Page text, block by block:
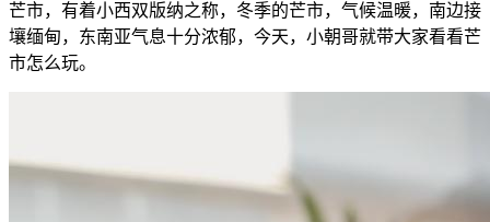
芒市，有着小西双版纳之称，冬季的芒市，气候温暖，南边接
壤缅甸，东南亚气息十分浓郁，今天，小朝哥就带大家看看芒
市怎么玩。